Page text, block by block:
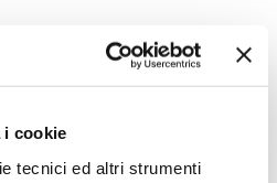
i cookie
tecnici ed altri strumenti
cresima